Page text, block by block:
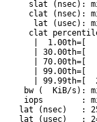
slat (nsec):
clat (nsec):
lat (usec):
clat
|  1.00th=[
| 30.00th=[
| 70.00th=[
| 99.00th=[
| 99.99th=[
bw (  KiB/s):
iops        :
lat (nsec)   :
lat (usec)   :